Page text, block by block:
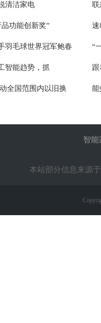
清洁家电 联
功能创新奖” 速
羽毛球世界冠军鲍春 “
智能趋势，抓
全国范围内以旧换 能
智能
本站部分信息来源